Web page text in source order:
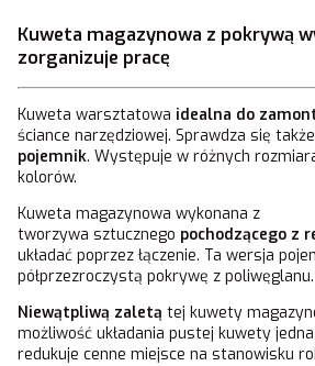
Kuweta magazynowa z pokrywą
zorganizuje pracę
Kuweta warsztatowa idealna do
ściance narzędziowej. Sprawdza się
pojemnik. Występuje w różnych
kolorów.
Kuweta magazynowa wykonana z
tworzywa sztucznego pochodzącego z
układać poprzez łączenie. Ta wersja
półprzezroczystą pokrywę z poliwęglanu.
Niewątpliwą zaletą tej kuwety
możliwość układania pustej kuwety
redukuje cenne miejsce na stanowisku